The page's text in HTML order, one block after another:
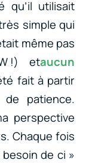
qu’il utilisait
simple qui
même pas
!) etaucun
fait à partir
patience.
perspective
Chaque fois
besoin de ci »